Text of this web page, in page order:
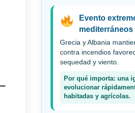
Evento
mediterráneos
Grecia y Albania
contra incendios
sequedad y viento.
Por qué importa: una
evolucionar
habitadas y agrícolas.